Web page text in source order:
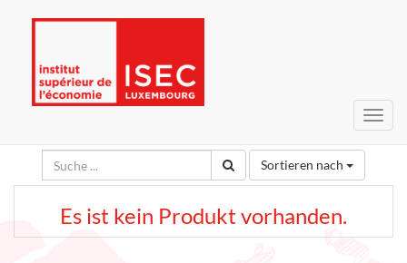
Sortieren nach
Es ist kein Produkt vorhanden.